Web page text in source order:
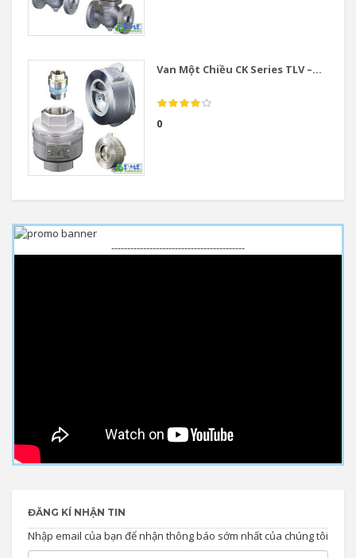
Van Một Chiều CK Series TLV –...
0
------------------------------------------
ĐĂNG KÍ NHẬN TIN
Nhập email của bạn để nhận thông báo sớm nhất của chúng tôi